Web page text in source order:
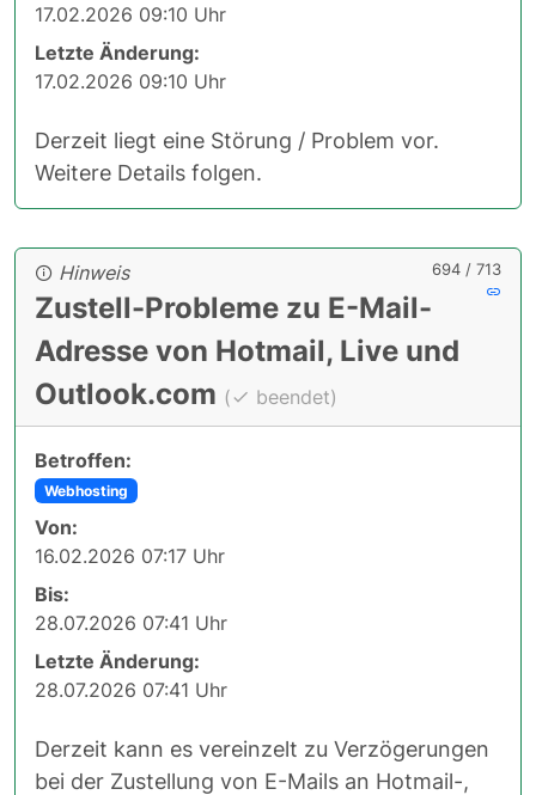
17.02.2026 09:10 Uhr
Letzte Änderung:
17.02.2026 09:10 Uhr
Derzeit liegt eine Störung / Problem vor.
Weitere Details folgen.
694 / 713
Hinweis
Zustell-Probleme zu E-Mail-
Adresse von Hotmail, Live und
Outlook.com ( beendet)
Betroffen:
Webhosting
Von:
16.02.2026 07:17 Uhr
Bis:
28.07.2026 07:41 Uhr
Letzte Änderung:
28.07.2026 07:41 Uhr
Derzeit kann es vereinzelt zu Verzögerungen
bei der Zustellung von E-Mails an Hotmail-,